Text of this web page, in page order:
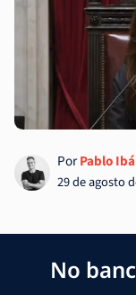
PorPablo
29 de agosto
No